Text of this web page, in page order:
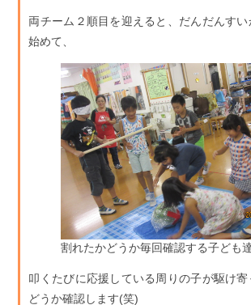
両チーム２順目を迎えると、だんだんすい
始めて、
割れたかどうか毎回確認する子ども
叩くたびに応援している周りの子が駆け
どうか確認します(笑)